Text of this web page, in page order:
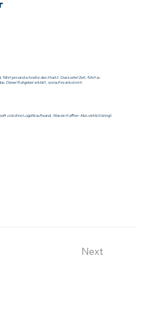
jemand schnell in den Markt. Das kostet Zeit, führt zu
Dieser Ratgeber erklärt, worauf es ankommt.
und ohne Logistikaufwand. Was ein Kaffee-Abo wirklich bringt.
Next